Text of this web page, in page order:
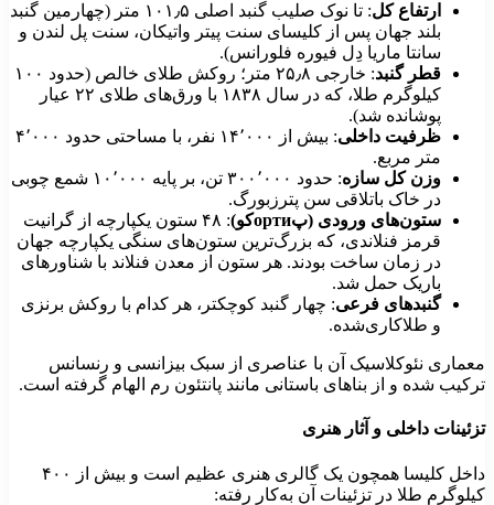
ارتفاع کل
: تا نوک صلیب گنبد اصلی ۱۰۱٫۵ متر (چهارمین گنبد
بلند جهان پس از کلیسای سنت پیتر واتیکان، سنت پل لندن و
سانتا ماریا دِل فیوره فلورانس).
قطر گنبد
: خارجی ۲۵٫۸ متر؛ روکش طلای خالص (حدود ۱۰۰
کیلوگرم طلا، که در سال ۱۸۳۸ با ورق‌های طلای ۲۲ عیار
پوشانده شد).
ظرفیت داخلی
: بیش از ۱۴٬۰۰۰ نفر، با مساحتی حدود ۴٬۰۰۰
متر مربع.
وزن کل سازه
: حدود ۳۰۰٬۰۰۰ تن، بر پایه ۱۰٬۰۰۰ شمع چوبی
در خاک باتلاقی سن پترزبورگ.
ستون‌های ورودی (پортиکو)
: ۴۸ ستون یکپارچه از گرانیت
قرمز فنلاندی، که بزرگ‌ترین ستون‌های سنگی یکپارچه جهان
در زمان ساخت بودند. هر ستون از معدن فنلاند با شناورهای
باریک حمل شد.
گنبدهای فرعی: چهار گنبد کوچکتر، هر کدام با روکش برنزی
و طلاکاری‌شده.
نئوکلاسیک آن با عناصری از سبک بیزانسی و رنسانس
شده و از بناهای باستانی مانند پانتئون رم الهام گرفته است.
داخلی و آثار هنری
داخل کلیسا همچون یک گالری هنری عظیم است و بیش از ۴۰۰
طلا در تزئینات آن به‌کار رفته: